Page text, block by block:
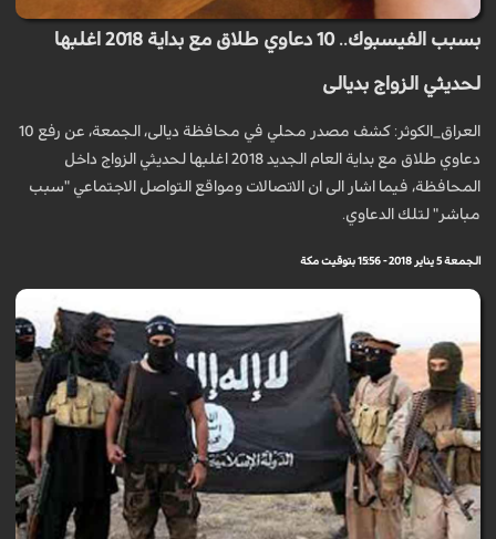
بسبب الفيسبوك.. 10 دعاوي طلاق مع بداية 2018 اغلبها
لحديثي الزواج بديالى
العراق_الكوثر: كشف مصدر محلي في محافظة ديالى، الجمعة، عن رفع 10
دعاوي طلاق مع بداية العام الجديد 2018 اغلبها لحديثي الزواج داخل
المحافظة، فيما اشار الى ان الاتصالات ومواقع التواصل الاجتماعي "سبب
مباشر" لتلك الدعاوي.
الجمعة 5 يناير 2018 - 15:56 بتوقيت مكة